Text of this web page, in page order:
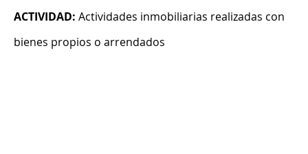
ACTIVIDAD: Actividades inmobiliarias realizadas con
bienes propios o arrendados